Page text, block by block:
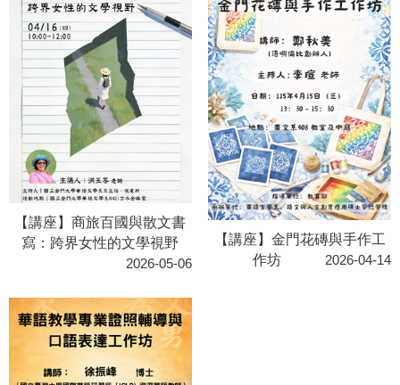
【講座】商旅百國與散文書
寫：跨界女性的文學視野
2026-05-06
【講座】金門花磚與手作工
作坊
2026-04-14